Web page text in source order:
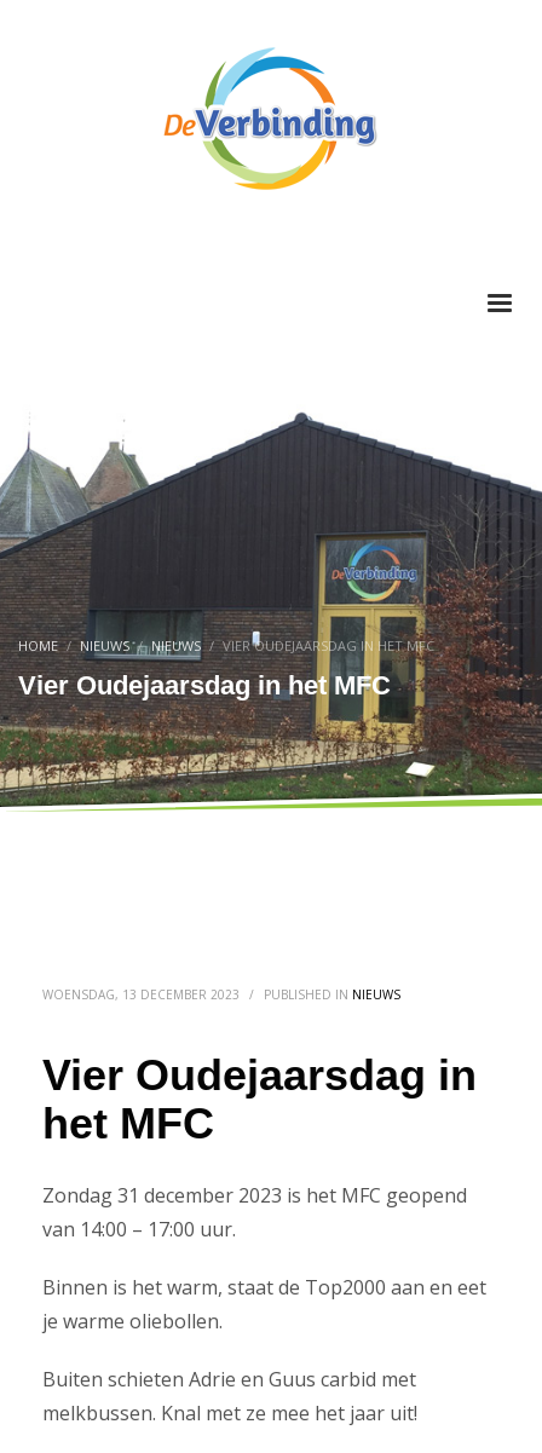
HOME NIEUWS NIEUWS VIER OUDEJAARSDAG IN HET MFC
Vier Oudejaarsdag in het MFC
WOENSDAG, 13 DECEMBER 2023 / PUBLISHED IN NIEUWS
Vier Oudejaarsdag in
het MFC
Zondag 31 december 2023 is het MFC geopend
van 14:00 – 17:00 uur.
Binnen is het warm, staat de Top2000 aan en eet
je warme oliebollen.
Buiten schieten Adrie en Guus carbid met
melkbussen. Knal met ze mee het jaar uit!